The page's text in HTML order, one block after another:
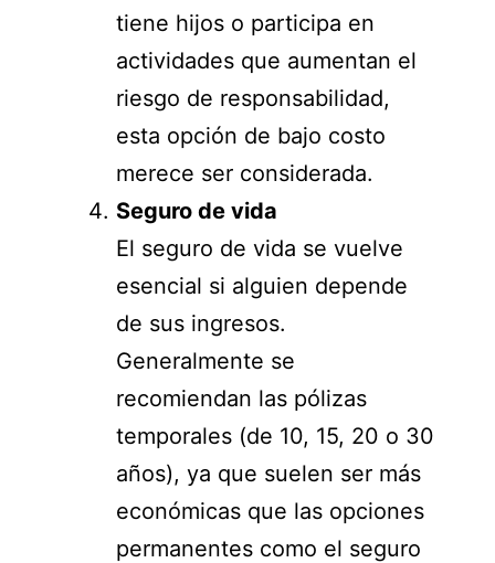
tiene hijos o participa en
actividades que aumentan el
riesgo de responsabilidad,
esta opción de bajo costo
merece ser considerada.
Seguro de vida
El seguro de vida se vuelve
esencial si alguien depende
de sus ingresos.
Generalmente se
recomiendan las pólizas
temporales (de 10, 15, 20 o 30
años), ya que suelen ser más
económicas que las opciones
permanentes como el seguro